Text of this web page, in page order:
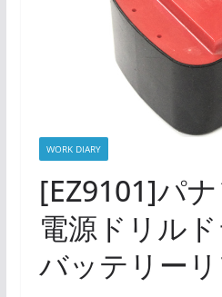
WORK DIARY
[EZ9101]パ
電源ドリル
バッテリー